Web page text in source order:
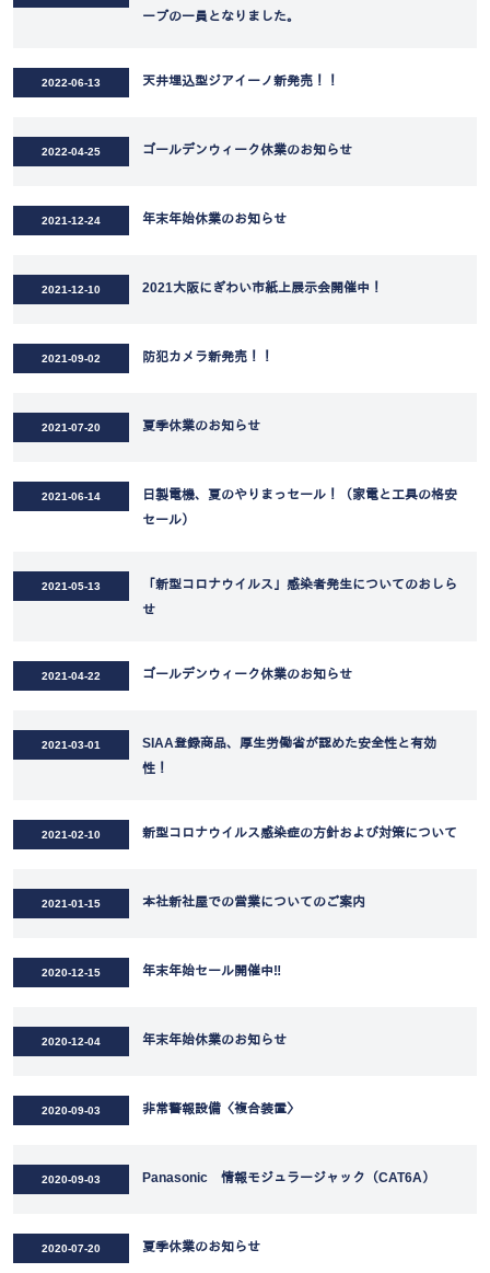
ープの一員となりました。
2022-06-13 天井埋込型ジアイーノ新発売！！
2022-04-25 ゴールデンウィーク休業のお知らせ
2021-12-24 年末年始休業のお知らせ
2021-12-10 2021大阪にぎわい市紙上展示会開催中！
2021-09-02 防犯カメラ新発売！！
2021-07-20 夏季休業のお知らせ
2021-06-14
日製電機、夏のやりまっセール！（家電と工具の格安
セール）
2021-05-13
「新型コロナウイルス」感染者発生についてのおしら
せ
2021-04-22 ゴールデンウィーク休業のお知らせ
2021-03-01
SIAA登録商品、厚生労働省が認めた安全性と有効
性！
2021-02-10 新型コロナウイルス感染症の方針および対策について
2021-01-15 本社新社屋での営業についてのご案内
2020-12-15 年末年始セール開催中‼
2020-12-04 年末年始休業のお知らせ
2020-09-03 非常警報設備〈複合装置〉
2020-09-03 Panasonic 情報モジュラージャック（CAT6A）
2020-07-20 夏季休業のお知らせ